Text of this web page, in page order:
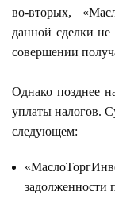
во-вторых,
данной сделки
совершении
Однако позднее
уплаты налогов.
следующем:
задолженности